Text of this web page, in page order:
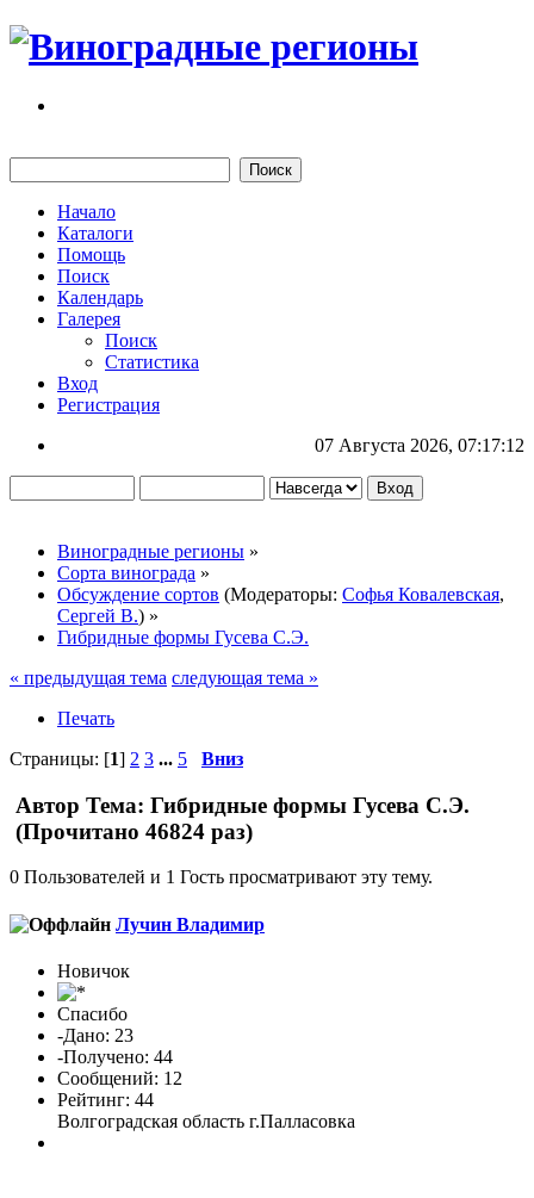
Начало
Каталоги
Помощь
Поиск
Календарь
Галерея
Поиск
Статистика
Вход
Регистрация
07 Августа 2026, 07:17:12
Виноградные регионы »
Сорта винограда »
Обсуждение сортов (Модераторы: Софья Ковалевская,
Сергей В.) »
Гибридные формы Гусева С.Э.
« предыдущая тема следующая тема »
Печать
Страницы: [1] 2 3 ... 5 Вниз
Автор Тема: Гибридные формы Гусева С.Э.
(Прочитано 46824 раз)
0 Пользователей и 1 Гость просматривают эту тему.
Лучин Владимир
Новичок
Спасибо
-Дано: 23
-Получено: 44
Сообщений: 12
Рейтинг: 44
Волгоградская область г.Палласовка